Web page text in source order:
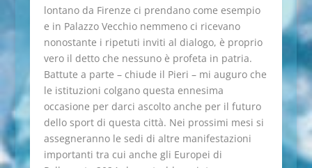
lontano da Firenze ci prendano come esempio
e in Palazzo Vecchio nemmeno ci ricevano
nonostante i ripetuti inviti al dialogo, è proprio
vero il detto che nessuno è profeta in patria.
Battute a parte – chiude il Pieri – mi auguro che
le istituzioni colgano questa ennesima
occasione per darci ascolto anche per il futuro
dello sport di questa città. Nei prossimi mesi si
assegneranno le sedi di altre manifestazioni
importanti tra cui anche gli Europei di